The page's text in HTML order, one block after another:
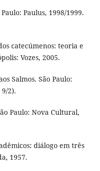
Paulus, 1998/1999.
catecúmenos: teoria e
Vozes, 2005.
Salmos. São Paulo:
2).
Paulo: Nova Cultural,
diálogo em três
1957.